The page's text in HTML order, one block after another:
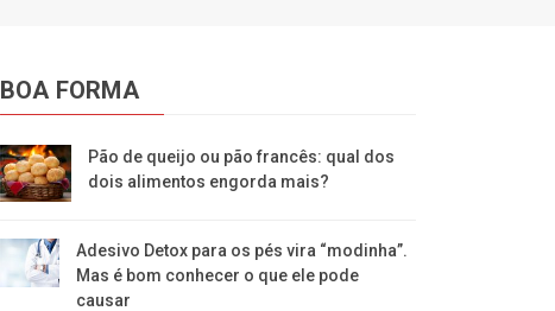
BOA FORMA
Pão de queijo ou pão francês: qual dos
dois alimentos engorda mais?
Adesivo Detox para os pés vira “modinha”.
Mas é bom conhecer o que ele pode
causar